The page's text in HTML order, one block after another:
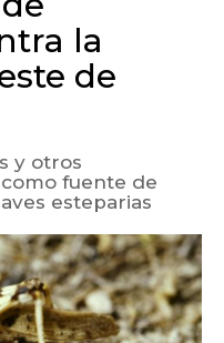
la
de
y otros
fuente de
esteparias